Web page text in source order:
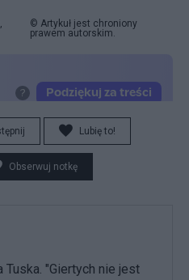
© Artykuł jest chroniony
prawem autorskim.
Lubię to!
Obserwuj notkę
"Giertych nie jest